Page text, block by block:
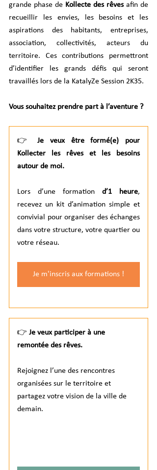
grande phase de Kollecte des rêves afin de
recueillir les envies, les besoins et les
aspirations des habitants, entreprises,
association, collectivités, acteurs du
territoire. Ces contributions permettront
d’identifier les grands défis qui seront
travaillés lors de la KatalyZe Session 2K35.
Vous souhaitez prendre part à l’aventure ?
👉 Je veux être formé(e) pour
Kollecter les rêves et les besoins
autour de moi.
Lors d’une formation d’1 heure,
recevez un kit d’animation simple et
convivial pour organiser des échanges
dans votre structure, votre quartier ou
votre réseau.
Je m'inscris aux formations !
👉 Je veux participer à une
remontée des rêves.
Rejoignez l’une des rencontres
organisées sur le territoire et
partagez votre vision de la ville de
demain.